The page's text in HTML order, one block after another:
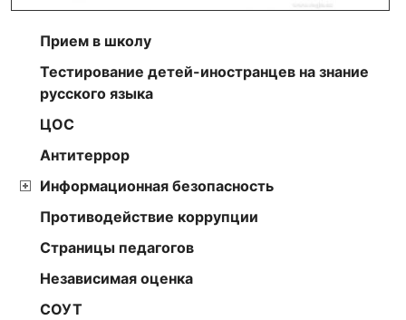
Прием в школу
Тестирование детей-иностранцев на знание
русского языка
ЦОС
Антитеррор
Информационная безопасность
Противодействие коррупции
Страницы педагогов
Независимая оценка
СОУТ